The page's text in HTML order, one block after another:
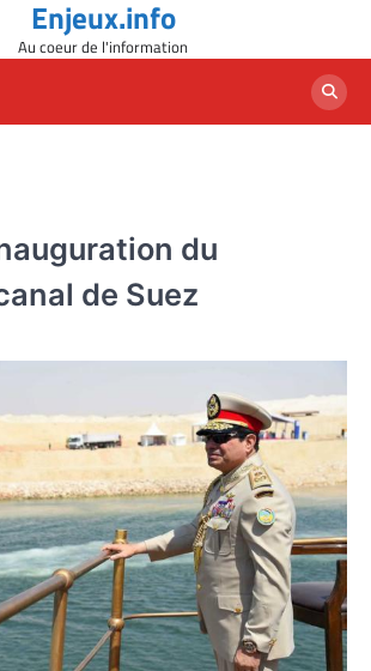
Enjeux.info
Au coeur de l'information
du
de Suez